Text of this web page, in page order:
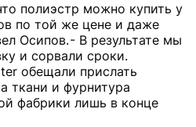
полиэстр можно купить у
по той же цене и даже
Осипов. - В результате мы
и сорвали сроки.
обещали прислать
ткани и фурнитура
фабрики лишь в конце